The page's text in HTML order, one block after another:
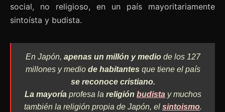
social, no religioso, en un país mayoritariamente
sintoísta y budista.
En Japón, apenas un millón y medio de los 127
millones y medio de habitantes que tiene el país
se reconoce cristiano.
La mayoría profesa la religión budista y muchos
también la religión propia de Japón, el sintoismo.